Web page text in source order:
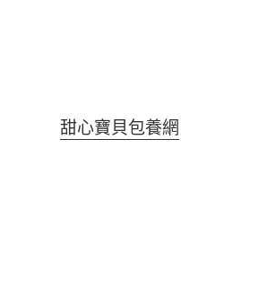
甜心寶貝包養網